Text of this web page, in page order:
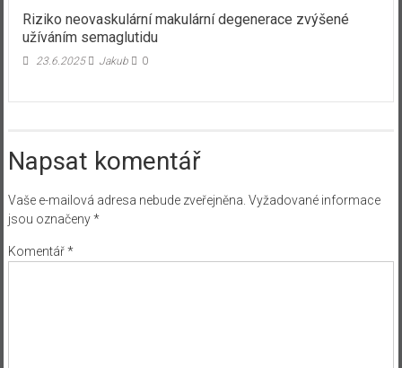
Riziko neovaskulární makulární degenerace zvýšené
užíváním semaglutidu
23.6.2025 Jakub 0
Napsat komentář
Vaše e-mailová adresa nebude zveřejněna. Vyžadované informace
jsou označeny*
Komentář*